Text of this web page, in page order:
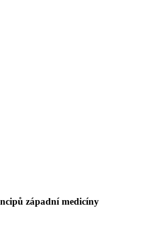
západní medicíny